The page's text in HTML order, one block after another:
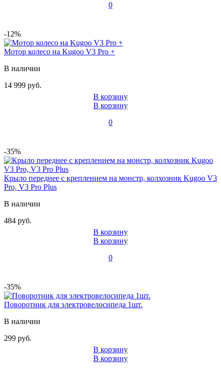
0
-12%
Мотор колесо на Kugoo V3 Pro +
В наличии
14 999 руб.
В корзину
В корзину
0
-35%
Крыло переднее c креплением на монстр, колхозник Kugoo V3
Pro, V3 Pro Plus
В наличии
484 руб.
В корзину
В корзину
0
-35%
Поворотник для электровелосипеда 1шт.
В наличии
299 руб.
В корзину
В корзину